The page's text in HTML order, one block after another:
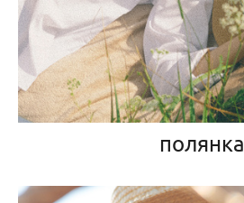
полянка